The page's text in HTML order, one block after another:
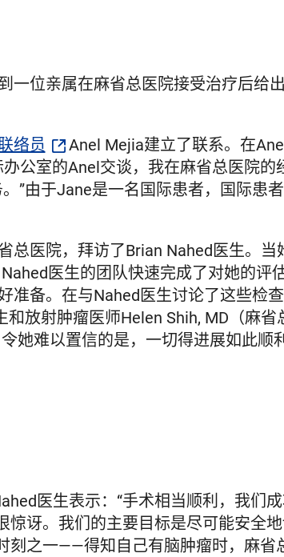
位亲属在麻省总医院接受治疗后给
络员
Anel Mejia建立了联系。在
公室的Anel交谈，我在麻省总医院的
”由于Jane是一名国际患者，国际患
医院，拜访了Brian Nahed医生。
医生的团队快速完成了对她的评
备。在与Nahed医生讨论了这些检
放射肿瘤医师Helen Shih, MD（麻省
她难以置信的是，一切得进展如此顺
医生表示：“手术相当顺利，我们
讶。我们的主要目标是尽可能安全
刻之一——得知自己有脑肿瘤时，麻省